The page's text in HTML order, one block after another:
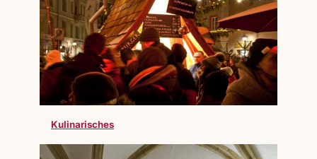
Kulinarisches